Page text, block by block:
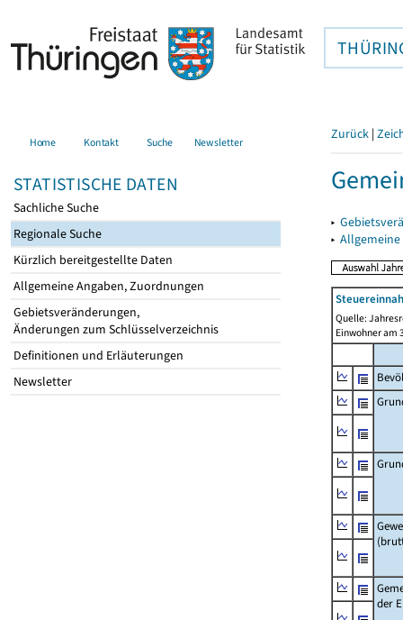
Home Kontakt Suche Newsletter
STATISTISCHE DATEN
Sachliche Suche
Regionale Suche
Kürzlich bereitgestellte Daten
Allgemeine Angaben, Zuordnungen
Gebietsveränderungen,
Änderungen zum Schlüsselverzeichnis
Definitionen und Erläuterungen
Newsletter
Zurück |
▸
▸
Quelle:
Einwohner am
der